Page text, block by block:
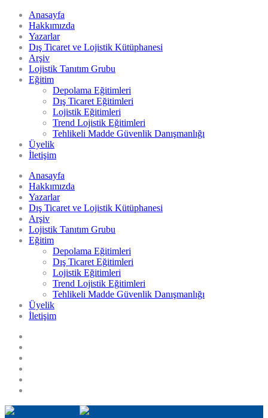
Anasayfa
Hakkımızda
Yazarlar
Dış Ticaret ve Lojistik Kütüphanesi
Arşiv
Lojistik Tanıtım Grubu
Eğitim
Depolama Eğitimleri
Dış Ticaret Eğitimleri
Lojistik Eğitimleri
Trend Lojistik Eğitimleri
Tehlikeli Madde Güvenlik Danışmanlığı
Üyelik
İletişim
Anasayfa
Hakkımızda
Yazarlar
Dış Ticaret ve Lojistik Kütüphanesi
Arşiv
Lojistik Tanıtım Grubu
Eğitim
Depolama Eğitimleri
Dış Ticaret Eğitimleri
Lojistik Eğitimleri
Trend Lojistik Eğitimleri
Tehlikeli Madde Güvenlik Danışmanlığı
Üyelik
İletişim